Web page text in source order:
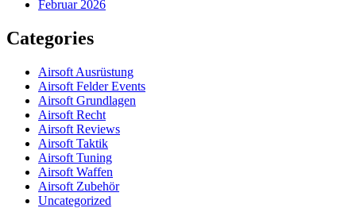
Februar 2026
Categories
Airsoft Ausrüstung
Airsoft Felder Events
Airsoft Grundlagen
Airsoft Recht
Airsoft Reviews
Airsoft Taktik
Airsoft Tuning
Airsoft Waffen
Airsoft Zubehör
Uncategorized